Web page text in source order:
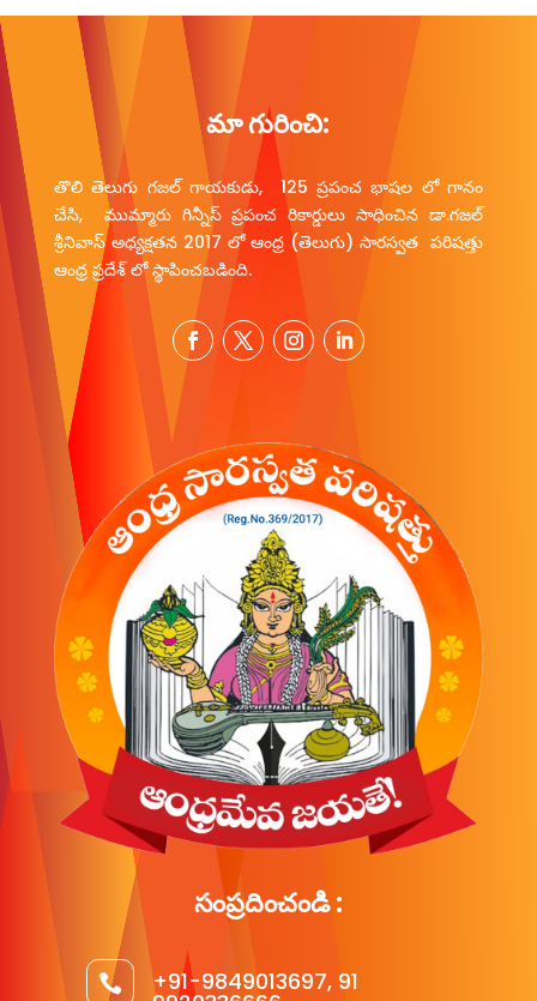
మా గురించి:
తొలి తెలుగు గజల్ గాయకుడు, 125 ప్రపంచ భాషల లో గానం
చేసి, ముమ్మారు గిన్నీస్ ప్రపంచ రికార్డులు సాధించిన డా.గజల్
శ్రీనివాస్ అధ్యక్షతన 2017 లో ఆంధ్ర (తెలుగు) సారస్వత పరిషత్తు
ఆంధ్ర ప్రదేశ్ లో స్థాపించబడింది.
సంప్రదించండి :
 +91-9849013697, 91